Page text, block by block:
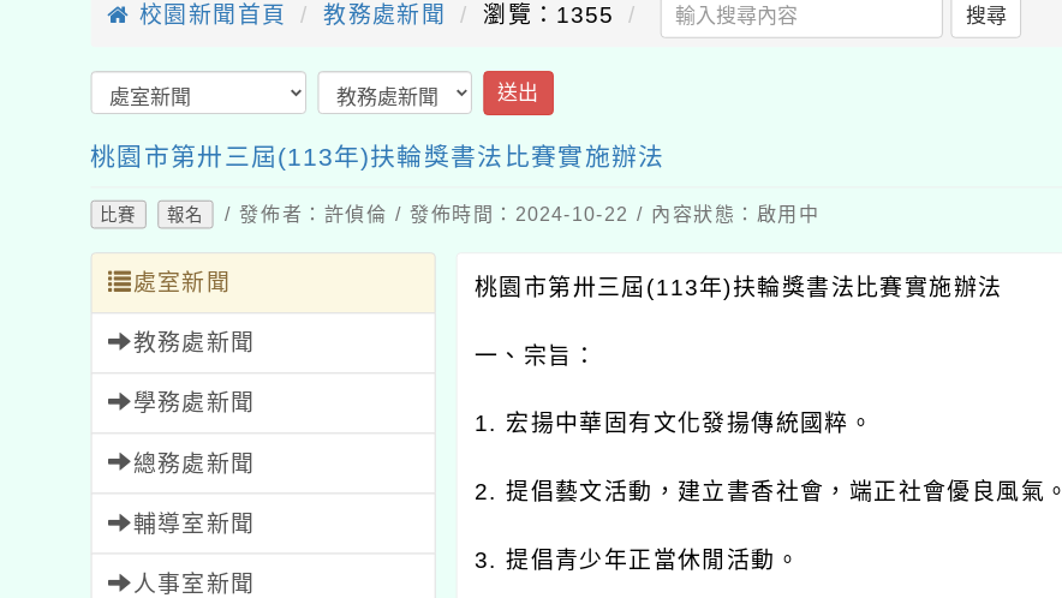
校園新聞首頁 教務處新聞 瀏覽：1355 搜尋
送出
桃園市第卅三屆(113年)扶輪獎書法比賽實施辦法
比賽 報名 / 發佈者：許偵倫 / 發佈時間：2024-10-22 / 內容狀態：啟用中
處室新聞
教務處新聞
學務處新聞
總務處新聞
輔導室新聞
人事室新聞
桃園市第卅三屆 (113年)扶輪獎書法比賽實施辦法
一、宗旨：
1. 宏揚中華固有文化發揚傳統國粹。
2.提倡藝文活動，建立書香社會，端正社會優良風氣。
3.提倡青少年正當休閒活動。